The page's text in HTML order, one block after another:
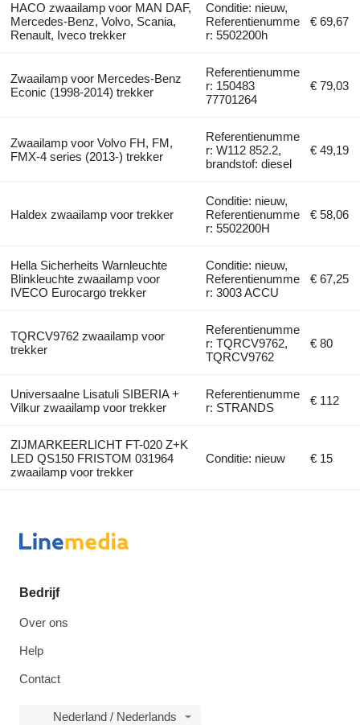
HACO zwaailamp voor MAN DAF,
Mercedes-Benz, Volvo, Scania,
Renault, Iveco trekker
Conditie: nieuw,
Referentienumme
r: 5502200h
€ 69,67
Zwaailamp voor Mercedes-Benz
Econic (1998-2014) trekker
Referentienumme
r: 150483
77701264
€ 79,03
Zwaailamp voor Volvo FH, FM,
FMX-4 series (2013-) trekker
Referentienumme
r: W112 852.2,
brandstof: diesel
€ 49,19
Haldex zwaailamp voor trekker
Conditie: nieuw,
Referentienumme
r: 5502200H
€ 58,06
Hella Sicherheits Warnleuchte
Blinkleuchte zwaailamp voor
IVECO Eurocargo trekker
Conditie: nieuw,
Referentienumme
r: 3003 ACCU
€ 67,25
TQRCV9762 zwaailamp voor
trekker
Referentienumme
r: TQRCV9762,
TQRCV9762
€ 80
Universaalne Lisatuli SIBERIA +
Vilkur zwaailamp voor trekker
Referentienumme
r: STRANDS
€ 112
ZIJMARKEERLICHT FT-020 Z+K
LED QS150 FRISTOM 031964
zwaailamp voor trekker
Conditie: nieuw € 15
Bedrijf
Over ons
Help
Contact
Nederland / Nederlands